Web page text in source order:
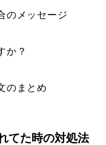
のメッセージ
か？
のまとめ
てた時の対処法